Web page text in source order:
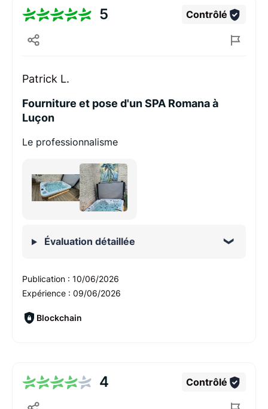
5 Contrôlé
Patrick L.
Fourniture et pose d'un SPA Romana à
Luçon
Le professionnalisme
Évaluation détaillée
Publication : 10/06/2026
Expérience : 09/06/2026
Blockchain
4 Contrôlé